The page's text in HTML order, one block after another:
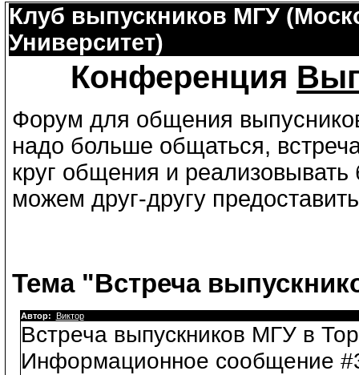
Клуб выпускников МГУ
Университет)
Конференция
Форум для общения
надо больше общаться,
круг общения и
можем друг-другу
Тема "Встреча
Автор: Виктор
Встреча выпускников МГУ в
Информационное сообщение